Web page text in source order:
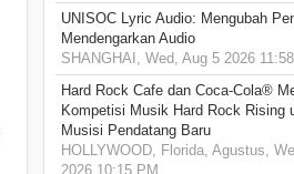
UNISOC Lyric Audio: Mengubah
Mendengarkan Audio
SHANGHAI, Wed, Aug 5 2026
Hard Rock Cafe dan Coca-Cola®
Kompetisi Musik Hard Rock Rising
Musisi Pendatang Baru
HOLLYWOOD, Florida, Agustus,
2026 10:15 PM